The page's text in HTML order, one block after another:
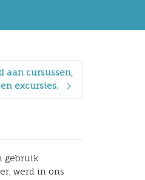
aan cursussen,
excursies.
gebruik
werd in ons